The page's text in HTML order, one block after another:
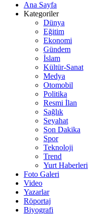
Ana Sayfa
Kategoriler
Dünya
Eğitim
Ekonomi
Gündem
İslam
Kültür-Sanat
Medya
Otomobil
Politika
Resmi İlan
Sağlık
Seyahat
Son Dakika
Spor
Teknoloji
Trend
Yurt Haberleri
Foto Galeri
Video
Yazarlar
Röportaj
Biyografi